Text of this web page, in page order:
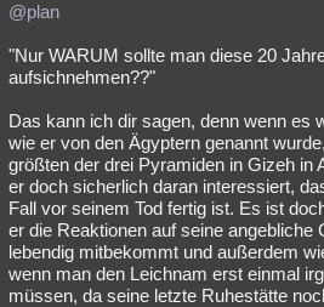
@plan
"Nur WARUM sollte man diese 20
aufsichnehmen??"
Das kann ich dir sagen, denn wenn es
wie er von den Ägyptern genannt
größten der drei Pyramiden in Gizeh in
er doch sicherlich daran interessiert,
Fall vor seinem Tod fertig ist. Es ist
er die Reaktionen auf seine angebliche
lebendig mitbekommt und außerdem
wenn man den Leichnam erst einmal
müssen, da seine letzte Ruhestätte